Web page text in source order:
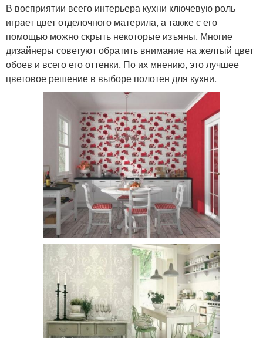
В восприятии всего интерьера кухни ключевую роль
играет цвет отделочного материла, а также с его
помощью можно скрыть некоторые изъяны. Многие
дизайнеры советуют обратить внимание на желтый цвет
обоев и всего его оттенки. По их мнению, это лучшее
цветовое решение в выборе полотен для кухни.